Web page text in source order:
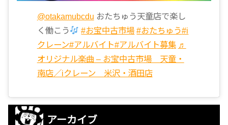
@otakamubcdu おたちゅう天童店で楽し
く働こう
#お宝中古市場 #おたちゅう#i
クレーン#アルバイト#アルバイト募集 ♬
オリジナル楽曲 – お宝中古市場 天童・
南店／iクレーン 米沢・酒田店
アーカイブ